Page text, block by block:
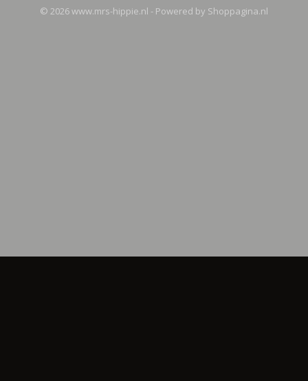
© 2026 www.mrs-hippie.nl - Powered by Shoppagina.nl